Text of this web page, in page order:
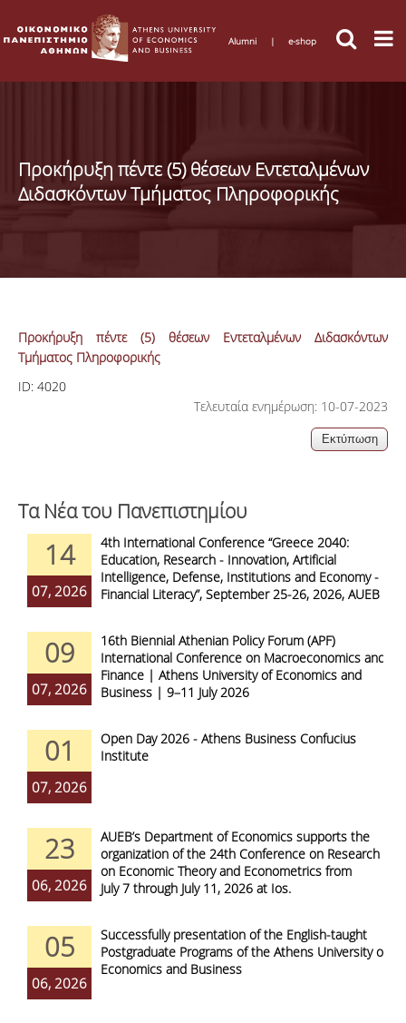
Alumni | e-shop
Προκήρυξη πέντε (5) θέσεων Εντεταλμένων
Διδασκόντων Τμήματος Πληροφορικής
Προκήρυξη πέντε (5) θέσεων Εντεταλμένων Διδασκόντων
Τμήματος Πληροφορικής
ID: 4020
Τελευταία ενημέρωση: 10-07-2023
Τα Νέα του Πανεπιστημίου
14
07, 2026
4th International Conference “Greece 2040:
Education, Research - Innovation, Artificial
Intelligence, Defense, Institutions and Economy -
Financial Literacy”, September 25-26, 2026, AUEB
09
07, 2026
16th Biennial Athenian Policy Forum (APF)
International Conference on Macroeconomics and
Finance | Athens University of Economics and
Business | 9–11 July 2026
01
07, 2026
Open Day 2026 - Athens Business Confucius
Institute
23
06, 2026
AUEB’s Department of Economics supports the
organization of the 24th Conference on Research
on Economic Theory and Econometrics from
July 7 through July 11, 2026 at Ios.
05
06, 2026
Successfully presentation of the English-taught
Postgraduate Programs of the Athens University of
Economics and Business